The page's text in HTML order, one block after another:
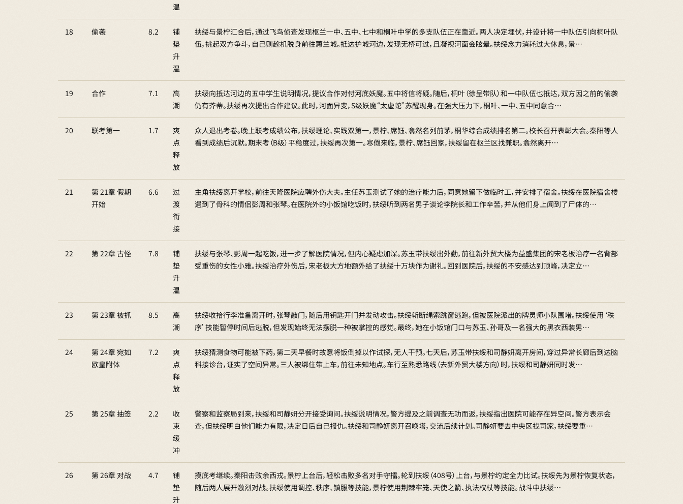
温
18 偷袭 8.2
铺
垫
升
温
扶绥与景柠汇合后，通过飞鸟侦查发现枢兰一中、五中、七中和桐叶中学的多支队伍正在靠近。两人决定埋伏，并设计将一中队伍引向桐叶队
伍，挑起双方争斗，自己则趁机脱身前往蕙兰城。抵达护城河边，发现无桥可过，且凝视河面会眩晕。扶绥念力消耗过大休息，景…
19 合作 7.1
高
潮
扶绥向抵达河边的五中学生说明情况，提议合作对付河底妖魔。五中将信将疑。随后，桐叶（徐呈带队）和一中队伍也抵达，双方因之前的偷袭
仍有芥蒂。扶绥再次提出合作建议。此时，河面异变，S级妖魔“太虚蛇”苏醒现身。在强大压力下，桐叶、一中、五中同意合…
20 联考第一 1.7
爽
点
释
放
众人退出考卷。晚上联考成绩公布，扶绥理论、实践双第一，景柠、席钰、翕然名列前茅，桐华综合成绩排名第二。校长召开表彰大会。秦阳等人
看到成绩后沉默。期末考（B级）平稳度过，扶绥再次第一。寒假来临，景柠、席钰回家，扶绥留在枢兰区找兼职。翕然离开…
21
第 21章 假期
开始
6.6
过
渡
衔
接
主角扶绥离开学校，前往天隆医院应聘外伤大夫。主任苏玉测试了她的治疗能力后，同意她留下做临时工，并安排了宿舍。扶绥在医院宿舍楼
遇到了骨科的情侣彭周和张琴。在医院外的小饭馆吃饭时，扶绥听到两名男子谈论李院长和工作辛苦，并从他们身上闻到了尸体的…
22 第 22章 古怪 7.8
铺
垫
升
温
扶绥与张琴、彭周一起吃饭，进一步了解医院情况，但内心疑虑加深。苏玉带扶绥出外勤，前往新外贸大楼为益盛集团的宋老板治疗一名背部
受重伤的女性小雅。扶绥治疗外伤后，宋老板大方地额外给了扶绥十万块作为谢礼。回到医院后，扶绥的不安感达到顶峰，决定立…
23 第 23章 被抓 8.5
高
潮
扶绥收拾行李准备离开时，张琴敲门，随后用钥匙开门并发动攻击。扶绥斩断绳索跳窗逃跑，但被医院派出的牌灵师小队围堵。扶绥使用‘秩
序’技能暂停时间后逃脱，但发现始终无法摆脱一种被掌控的感觉。最终，她在小饭馆门口与苏玉、孙哥及一名强大的黑衣西装男…
24
第 24章 宛如
欧皇附体
7.2
爽
点
释
放
扶绥猜测食物可能被下药，第二天早餐时故意将饭倒掉以作试探，无人干预。七天后，苏玉带扶绥和司静妍离开房间，穿过异常长廊后到达脑
科接诊台，证实了空间异常。三人被绑住带上车，前往未知地点。车行至熟悉路线（去新外贸大楼方向）时，扶绥和司静妍同时发…
25 第 25章 抽签 2.2
收
束
缓
冲
警察和监察局到来，扶绥和司静妍分开接受询问。扶绥说明情况，警方提及之前调查无功而返，扶绥指出医院可能存在异空间。警方表示会
查，但扶绥明白他们能力有限，决定日后自己报仇。扶绥和司静妍离开召唤塔，交流后续计划。司静妍要去中央区找司家，扶绥要重…
26 第 26章 对战 4.7
铺
垫
升
摸底考继续。秦阳击败余西戎。景柠上台后，轻松击败多名对手守擂。轮到扶绥（408号）上台，与景柠约定全力比试。扶绥先为景柠恢复状态，
随后两人展开激烈对战。扶绥使用调控、秩序、镇服等技能，景柠使用荆棘牢笼、天使之箭、执法权杖等技能。战斗中扶绥…